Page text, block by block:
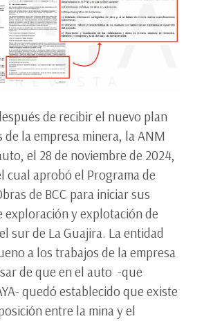
de recibir el nuevo plan
de la empresa minera, la ANM
el 28 de noviembre de 2024,
cual aprobó el Programa de
de BCC para iniciar sus
exploración y explotación de
sur de La Guajira. La entidad
a los trabajos de la empresa
de que en el auto -que
quedó establecido que existe
entre la mina y el